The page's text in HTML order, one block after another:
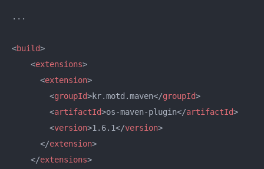
...
<build>
<extensions>
<extension>
<groupId>kr.motd.maven</groupId>
<artifactId>os-maven-plugin</artifactId>
<version>1.6.1</version>
</extension>
</extensions>